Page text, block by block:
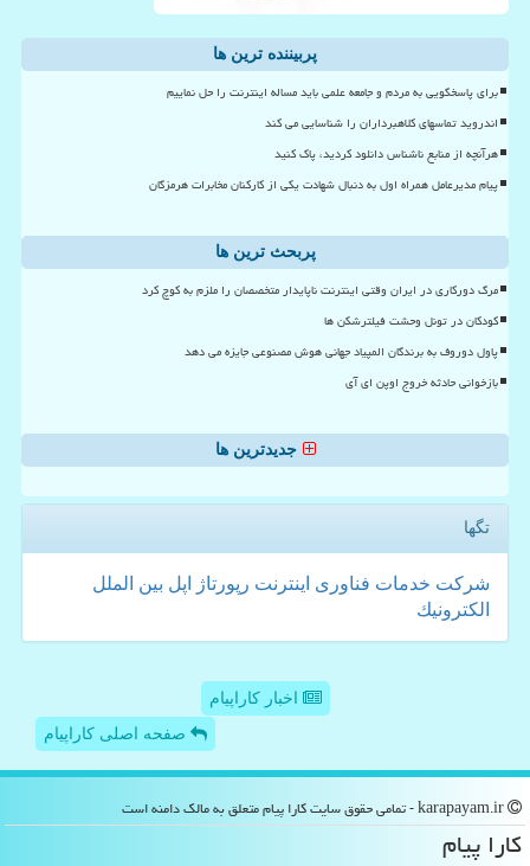
پربیننده ترین ها
برای پاسخگویی به مردم و جامعه علمی باید مساله اینترنت را حل نماییم
اندروید تماسهای کلاهبرداران را شناسایی می کند
هرآنچه از منابع ناشناس دانلود کردید، پاک کنید
پیام مدیرعامل همراه اول به دنبال شهادت یکی از کارکنان مخابرات هرمزگان
پربحث ترین ها
مرگ دورکاری در ایران وقتی اینترنت ناپایدار متخصصان را ملزم به کوچ کرد
کودکان در تونل وحشت فیلترشکن ها
پاول دوروف به برندگان المپیاد جهانی هوش مصنوعی جایزه می دهد
بازخوانی حادثه خروج اوپن ای آی
جدیدترین ها
تگها
شركت خدمات فناوری اینترنت رپورتاژ اپل بین الملل
الكترونیك
اخبار کاراپیام
صفحه اصلی کاراپیام
كارا پیام